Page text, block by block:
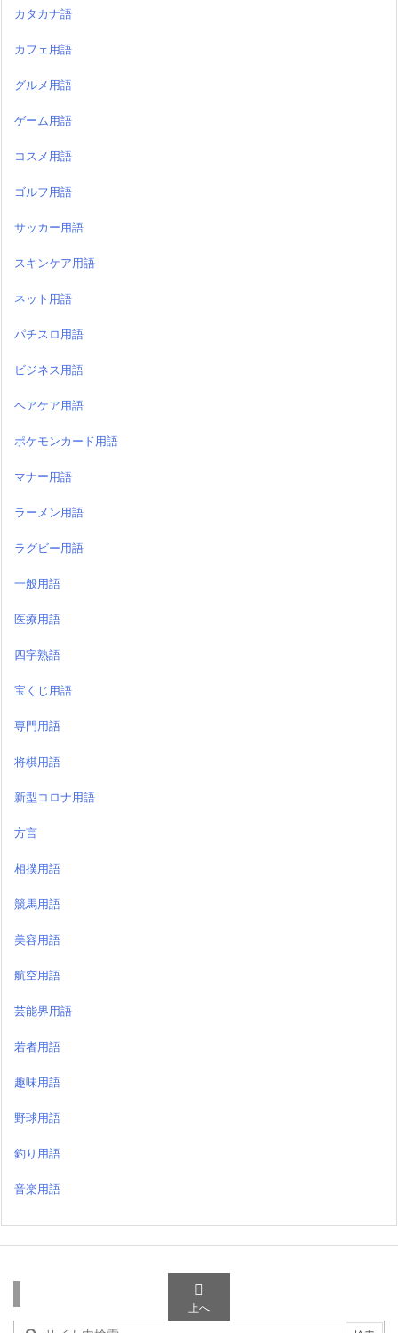
カタカナ語
カフェ用語
グルメ用語
ゲーム用語
コスメ用語
ゴルフ用語
サッカー用語
スキンケア用語
ネット用語
パチスロ用語
ビジネス用語
ヘアケア用語
ポケモンカード用語
マナー用語
ラーメン用語
ラグビー用語
一般用語
医療用語
四字熟語
宝くじ用語
専門用語
将棋用語
新型コロナ用語
方言
相撲用語
競馬用語
美容用語
航空用語
芸能界用語
若者用語
趣味用語
野球用語
釣り用語
音楽用語

上へ